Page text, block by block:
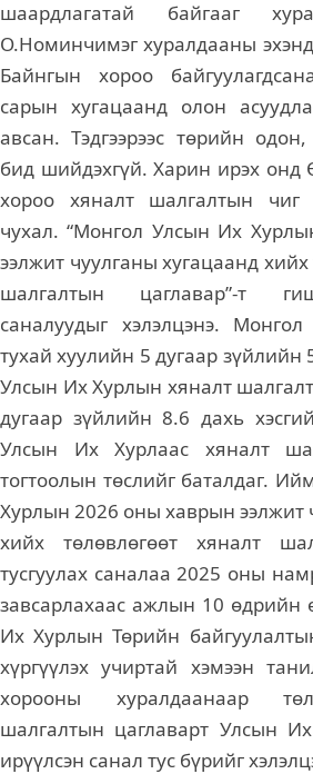
шаардлагатай байгааг
О.Номинчимэг хуралдааны
Байнгын хороо
сарын хугацаанд олон
авсан. Тэдгээрээс төрийн
бид шийдэхгүй. Харин ирэх онд
хороо хяналт шалгалтын чиг
чухал. “Монгол Улсын Их
ээлжит чуулганы хугацаанд
шалгалтын цаглавар”-т
саналуудыг хэлэлцэнэ.
тухай хуулийн 5 дугаар зүйлийн
Улсын Их Хурлын хяналт
дугаар зүйлийн 8.6 дахь
Улсын Их Хурлаас хяналт
тогтоолын төслийг баталдаг.
Хурлын 2026 оны хаврын ээлжит
хийх төлөвлөгөөт хяналт
тусгуулах саналаа 2025 оны
завсарлахаас ажлын 10
Их Хурлын Төрийн
хүргүүлэх учиртай хэмээн
хорооны хуралдаанаар
шалгалтын цаглаварт Улсын
ирүүлсэн санал тус бүрийг